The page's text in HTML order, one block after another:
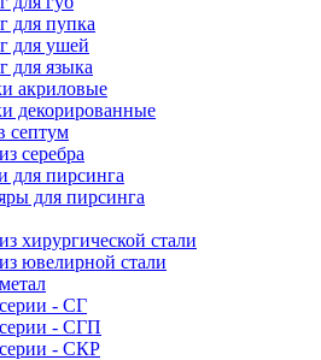
для пупка
для ушей
для языка
акриловые
декорированные
септум
серебра
для пирсинга
для пирсинга
хирургической стали
ювелирной стали
- СГ
- СГП
- СКР